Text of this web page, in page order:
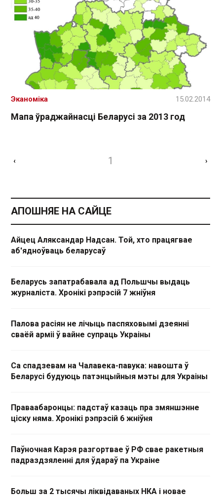
Мапа ўраджайнасці Беларусі за 2013 год
Эканоміка 15.02.2014
‹ 1 ›
АПОШНЯЕ НА САЙЦЕ
Айцец Аляксандар Надсан. Той, хто працягвае
аб'ядноўваць беларусаў
Беларусь запатрабавала ад Польшчы выдаць
журналіста. Хронікі рэпрэсій 7 жніўня
Палова расіян не лічыць паспяховымі дзеянні
сваёй арміі ў вайне супраць Украіны
Са спадзевам на Чалавека-павука: навошта ў
Беларусі будуюць патэнцыйныя мэты для Украіны
Праваабаронцы: падстаў казаць пра змяншэнне
ціску няма. Хронікі рэпрэсій 6 жніўня
Паўночная Карэя разгортвае ў РФ свае ракетныя
падраздзяленні для ўдараў па Украіне
Больш за 2 тысячы ліквідаваных НКА і новае